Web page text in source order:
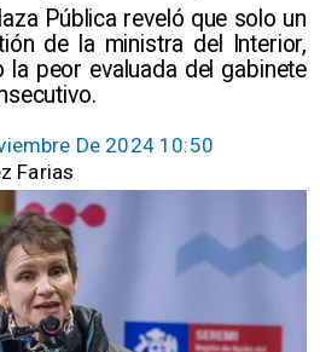
Pública reveló que solo un
de la ministra del Interior,
la peor evaluada del gabinete
De 2024 10:50
Farias